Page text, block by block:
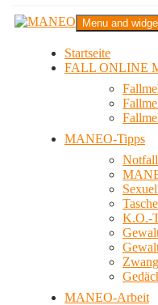
Zum
InhaltMANEO
Das schwule Anti-Gewalt-
Menu and
Startseite
FALL ONLINE
MANEO-Tipps
K.O.-
MANEO-Arbeit